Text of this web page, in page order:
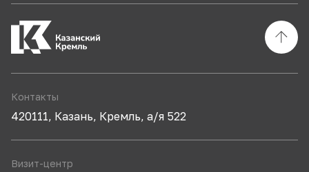
Контакты
420111, Казань, Кремль, а/я 522
Визит-центр